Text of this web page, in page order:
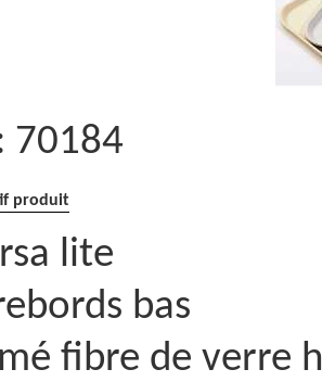
70184
produit
lite
bas
fibre de verre